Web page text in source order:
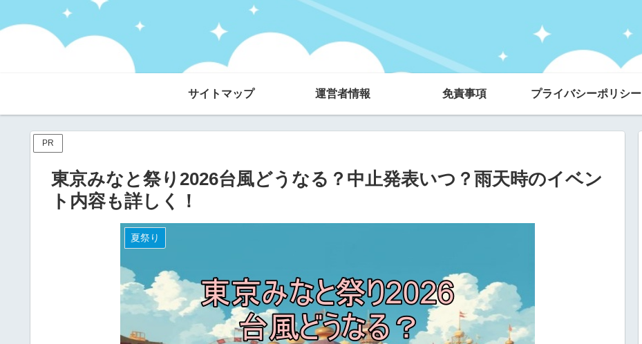
サイトマップ 運営者情報 免責事項 プライバシーポリシー
PR
東京みなと祭り2026台風どうなる？中止発表いつ？雨天時のイベン
ト内容も詳しく！
夏祭り